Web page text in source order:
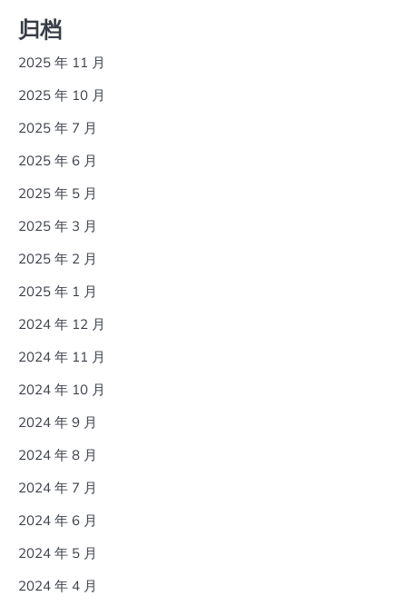
归档
2025 年 11 月
2025 年 10 月
2025 年 7 月
2025 年 6 月
2025 年 5 月
2025 年 3 月
2025 年 2 月
2025 年 1 月
2024 年 12 月
2024 年 11 月
2024 年 10 月
2024 年 9 月
2024 年 8 月
2024 年 7 月
2024 年 6 月
2024 年 5 月
2024 年 4 月